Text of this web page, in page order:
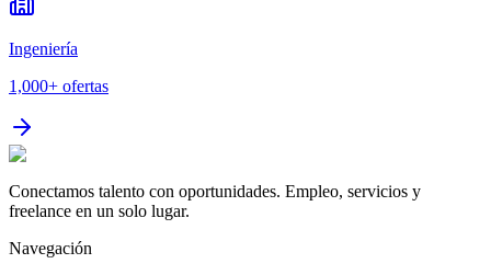
Ingeniería
1,000+ ofertas
Conectamos talento con oportunidades. Empleo, servicios y
freelance en un solo lugar.
Navegación